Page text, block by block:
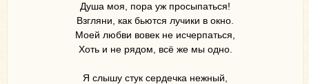
Душа моя, пора уж просыпаться!
Взгляни, как бьются лучики в окно.
Моей любви вовек не исчерпаться,
Хоть и не рядом, всё же мы одно.
Я слышу стук сердечка нежный,